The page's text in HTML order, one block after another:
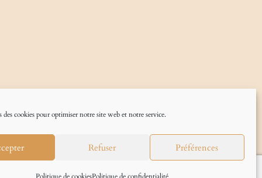
cookies pour optimiser notre site web et notre service.
Refuser Préférences